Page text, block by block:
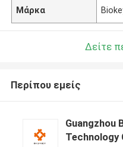
Μάρκα
Δείτε
Περίπου εμείς
Guangzhou
Technology